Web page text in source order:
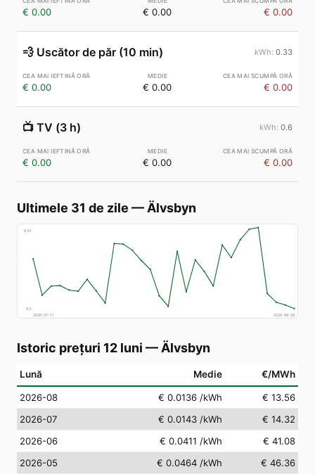
€ 0.00 € 0.00 € 0.00
💨 Uscător de păr (10 min) 0.33
€ 0.00 € 0.00 € 0.00
📺 TV (3 h) 0.6
€ 0.00 € 0.00 € 0.00
Ultimele 31 de zile — Älvsbyn
€24
€3
2026-07-11
2026-08-09
Istoric prețuri 12 luni — Älvsbyn
Lună Medie €/MWh
2026-08 € 0.0136 /kWh
€ 13.56
2026-07
€ 0.0143 /kWh
€ 14.32
2026-06
€ 0.0411 /kWh
€ 41.08
2026-05
€ 0.0464 /kWh
€ 46.36